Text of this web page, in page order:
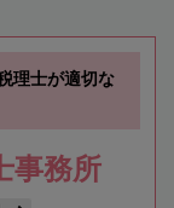
理士が適切な
事務所